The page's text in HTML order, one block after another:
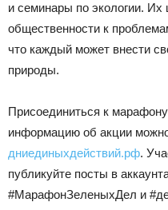
и семинары по экологии.
общественности к
что каждый может внести
природы.
Присоединиться к
информацию об акции
дниединыхдействий.рф.
публикуйте посты в
#МарафонЗеленыхДел и